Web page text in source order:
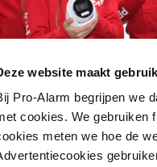
website maakt
Pro-Alarm begrijpen we
cookies. We gebruiken
meten we hoe de
korting op je
direct in voor onze